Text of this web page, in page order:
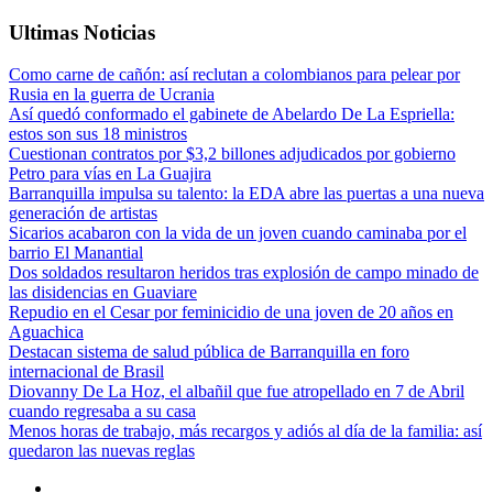
Ultimas Noticias
Como carne de cañón: así reclutan a colombianos para pelear por
Rusia en la guerra de Ucrania
Así quedó conformado el gabinete de Abelardo De La Espriella:
estos son sus 18 ministros
Cuestionan contratos por $3,2 billones adjudicados por gobierno
Petro para vías en La Guajira
Barranquilla impulsa su talento: la EDA abre las puertas a una nueva
generación de artistas
Sicarios acabaron con la vida de un joven cuando caminaba por el
barrio El Manantial
Dos soldados resultaron heridos tras explosión de campo minado de
las disidencias en Guaviare
Repudio en el Cesar por feminicidio de una joven de 20 años en
Aguachica
Destacan sistema de salud pública de Barranquilla en foro
internacional de Brasil
Diovanny De La Hoz, el albañil que fue atropellado en 7 de Abril
cuando regresaba a su casa
Menos horas de trabajo, más recargos y adiós al día de la familia: así
quedaron las nuevas reglas